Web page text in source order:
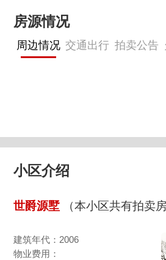
房源情况
周边情况 交通出行 拍卖公告
小区介绍
世爵源墅 （本小区共有拍卖
建筑年代：2006
物业费用：